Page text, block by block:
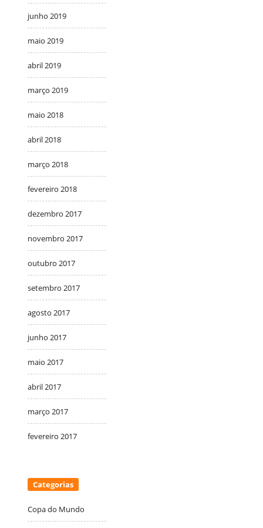
junho 2019
maio 2019
abril 2019
março 2019
maio 2018
abril 2018
março 2018
fevereiro 2018
dezembro 2017
novembro 2017
outubro 2017
setembro 2017
agosto 2017
junho 2017
maio 2017
abril 2017
março 2017
fevereiro 2017
Categorias
Copa do Mundo